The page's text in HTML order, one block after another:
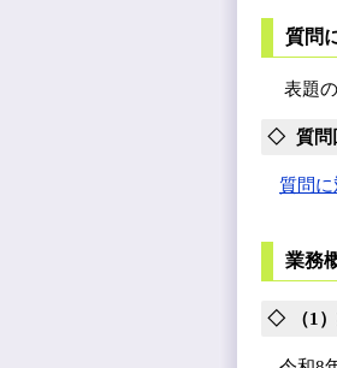
質問
表題の
質問
質問に
業務
（1